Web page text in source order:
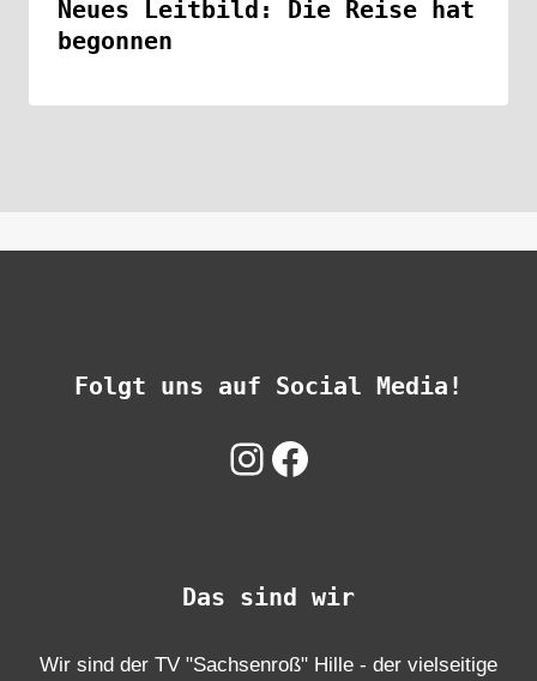
Neues Leitbild: Die Reise hat
begonnen
Folgt uns auf Social Media!
Instagram
Facebook
Das sind wir
Wir sind der TV "Sachsenroß" Hille - der vielseitige